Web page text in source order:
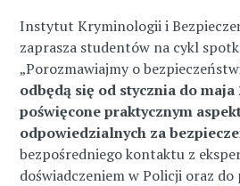
Instytut Kryminologii i
zaprasza studentów na cykl
„Porozmawiajmy o
odbędą się od stycznia do maja
poświęcone praktycznym
odpowiedzialnych za
bezpośredniego kontaktu z
doświadczeniem w Policji oraz